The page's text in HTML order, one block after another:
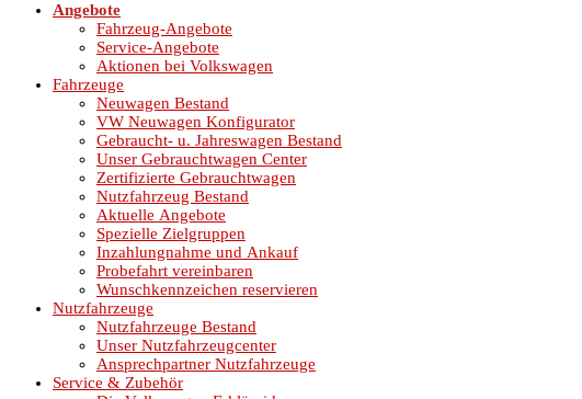
Angebote
Fahrzeug-Angebote
Service-Angebote
Aktionen bei Volkswagen
Fahrzeuge
Neuwagen Bestand
VW Neuwagen Konfigurator
Gebraucht- u. Jahreswagen Bestand
Unser Gebrauchtwagen Center
Zertifizierte Gebrauchtwagen
Nutzfahrzeug Bestand
Aktuelle Angebote
Spezielle Zielgruppen
Inzahlungnahme und Ankauf
Probefahrt vereinbaren
Wunschkennzeichen reservieren
Nutzfahrzeuge
Nutzfahrzeuge Bestand
Unser Nutzfahrzeugcenter
Ansprechpartner Nutzfahrzeuge
Service & Zubehör